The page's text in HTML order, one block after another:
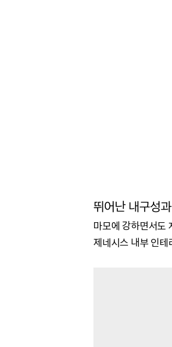
뛰어난 내구성
마모에 강하면서도
제네시스 내부 인테